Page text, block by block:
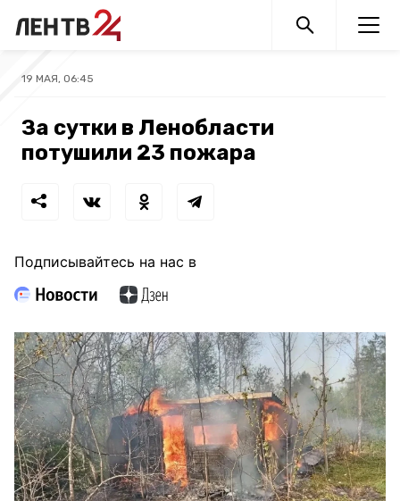
19 МАЯ, 06:45
За сутки в Ленобласти
потушили 23 пожара
Подписывайтесь на нас в